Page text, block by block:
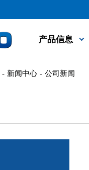
产品信息
- 新闻中心 - 公司新闻